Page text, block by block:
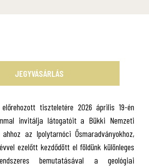
JEGYVÁSÁRLÁS
tiszteletére 2026 április 19-én
invitálja látogatóit a Bükki Nemzeti
az Ipolytarnóci Ősmaradványokhoz,
ezelőtt kezdődött el földünk különleges
bemutatásával a geológiai